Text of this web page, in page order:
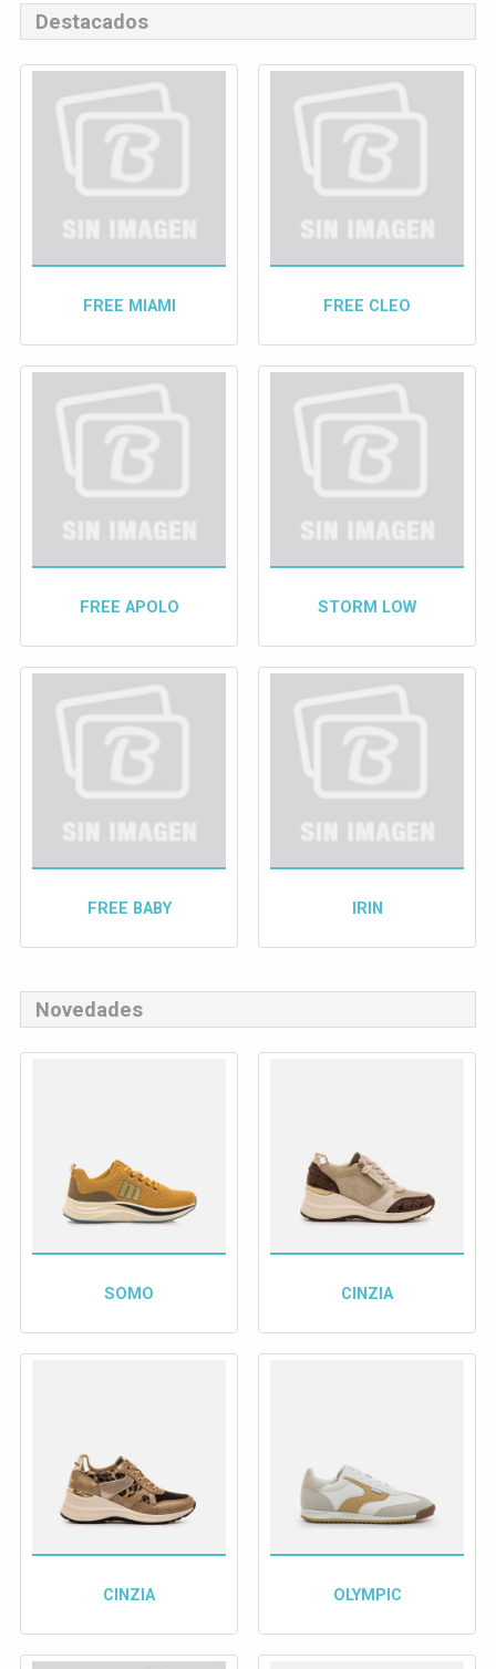
Destacados
FREE MIAMI FREE CLEO
FREE APOLO STORM LOW
FREE BABY IRIN
Novedades
SOMO CINZIA
CINZIA OLYMPIC